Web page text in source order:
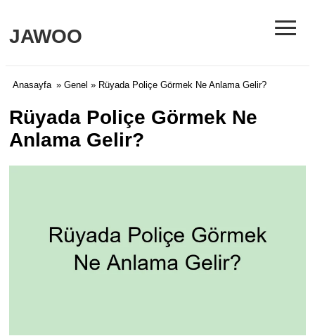
JAWOO ≡
Anasayfa » Genel » Rüyada Poliçe Görmek Ne Anlama Gelir?
Rüyada Poliçe Görmek Ne
Anlama Gelir?